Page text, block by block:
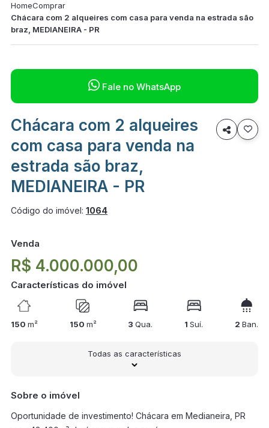
HomeComprar
Chácara com 2 alqueires com casa para venda na estrada são
braz, MEDIANEIRA - PR
 Fale no WhatsApp
Chácara com 2 alqueires
com casa para venda na
estrada são braz,
MEDIANEIRA - PR

Código do imóvel: 1064
Venda
R$ 4.000.000,00
Características do imóvel
150 m² 150 m² 3Qua. 1Suí. 2Ban.
Todas as características
Sobre o imóvel
Oportunidade de investimento! Chácara em Medianeira, PR